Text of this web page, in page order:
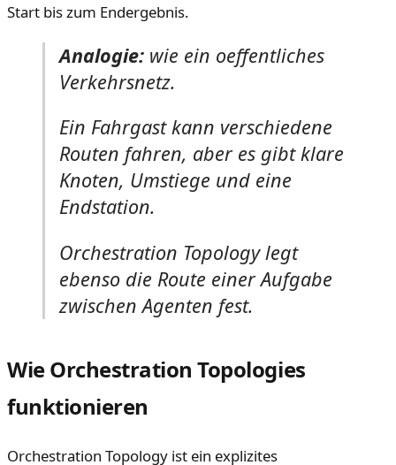
Start bis zum Endergebnis.
Analogie: wie ein oeffentliches
Verkehrsnetz.
Ein Fahrgast kann verschiedene
Routen fahren, aber es gibt klare
Knoten, Umstiege und eine
Endstation.
Orchestration Topology legt
ebenso die Route einer Aufgabe
zwischen Agenten fest.
Wie Orchestration Topologies
funktionieren
Orchestration Topology ist ein explizites